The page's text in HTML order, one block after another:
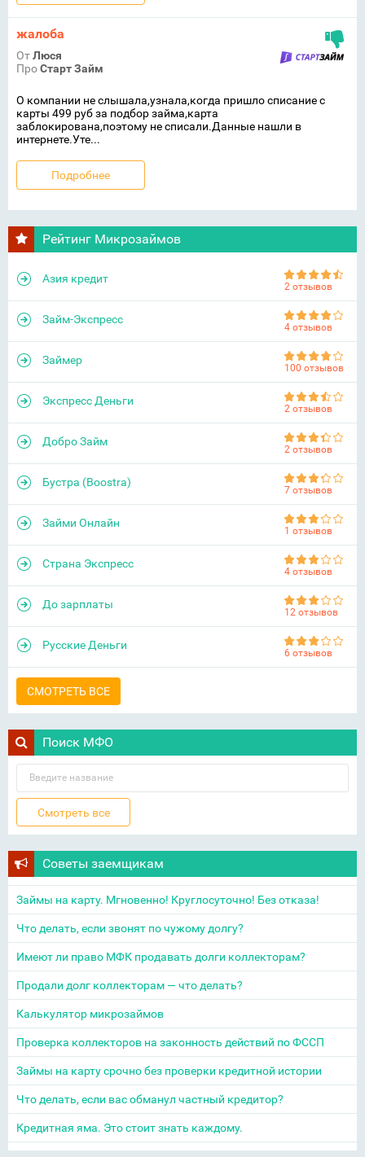
жалоба
ОтЛюся
ПроСтарт Займ
О компании не слышала,узнала,когда пришло списание с
карты 499 руб за подбор займа,карта
заблокирована,поэтому не списали.Данные нашли в
интернете.Уте...
Подробнее
Рейтинг Микрозаймов
Азия кредит
2 отзывов
Займ-Экспресс
4 отзывов
Займер
100 отзывов
Экспресс Деньги
2 отзывов
Добро Займ
2 отзывов
Бустра (Boostra)
7 отзывов
Займи Онлайн
1 отзывов
Страна Экспресс
4 отзывов
До зарплаты
12 отзывов
Русские Деньги
6 отзывов
СМОТРЕТЬ ВСЕ
Поиск МФО
Советы заемщикам
Займы на карту. Мгновенно! Круглосуточно! Без отказа!
Что делать, если звонят по чужому долгу?
Имеют ли право МФК продавать долги коллекторам?
Продали долг коллекторам — что делать?
Калькулятор микрозаймов
Проверка коллекторов на законность действий по ФССП
Займы на карту срочно без проверки кредитной истории
Что делать, если вас обманул частный кредитор?
Кредитная яма. Это стоит знать каждому.